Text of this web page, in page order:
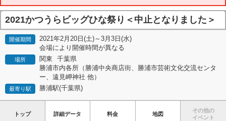
2021かつうらビッグひな祭り＜中止となりました＞
開催期間
2021年2月20日(土)～3月3日(水)
会場により開催時間が異なる
場所 関東
千葉県
勝浦市内各所（勝浦中央商店街、勝浦市芸術文化交流センタ
ー、遠見岬神社 他）
最寄り駅 勝浦駅(千葉県)
トップ 詳細データ 料金 地図
その他の
イベント